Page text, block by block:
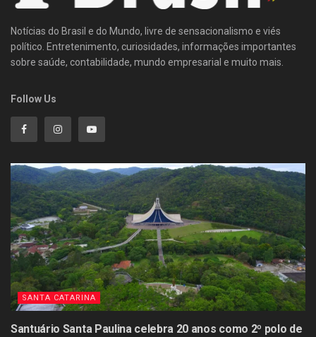
Notícias do Brasil e do Mundo, livre de sensacionalismo e viés
político. Entretenimento, curiosidades, informações importantes
sobre saúde, contabilidade, mundo empresarial e muito mais.
Follow Us
SANTA CATARINA
Santuário Santa Paulina celebra 20 anos como 2º polo de